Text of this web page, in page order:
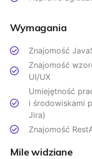
Wymagania
Znajomość
Znajomość
UI/UX
Umiejętność
i środowiskami
Jira)
Znajomość
Mile widziane